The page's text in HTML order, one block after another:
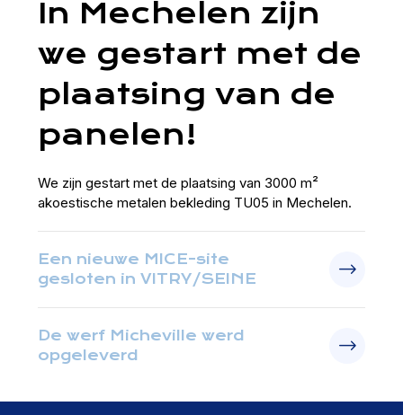
In Mechelen zijn
we gestart met de
plaatsing van de
panelen!
We zijn gestart met de plaatsing van 3000 m²
akoestische metalen bekleding TU05 in Mechelen.
Een nieuwe MICE-site
gesloten in VITRY/SEINE
De werf Micheville werd
opgeleverd